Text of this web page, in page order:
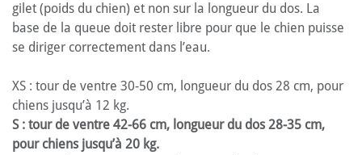
gilet (poids du chien) et non sur la longueur du dos. La
base de la queue doit rester libre pour que le chien puisse
se diriger correctement dans l’eau.
XS : tour de ventre 30-50 cm, longueur du dos 28 cm, pour
chiens jusqu’à 12 kg.
S : tour de ventre 42-66 cm, longueur du dos 28-35 cm,
pour chiens jusqu’à 20 kg.